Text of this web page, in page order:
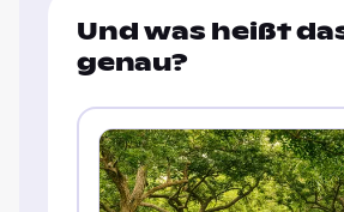
Und was heißt
genau?